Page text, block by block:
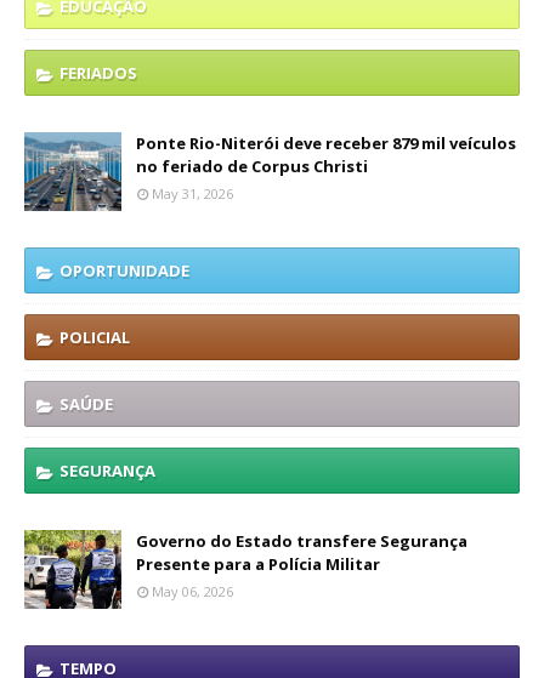
EDUCAÇÃO
FERIADOS
Ponte Rio-Niterói deve receber 879 mil veículos
no feriado de Corpus Christi
May 31, 2026
OPORTUNIDADE
POLICIAL
SAÚDE
SEGURANÇA
Governo do Estado transfere Segurança
Presente para a Polícia Militar
May 06, 2026
TEMPO